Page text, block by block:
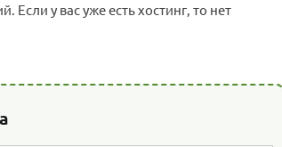
Если у вас уже есть хостинг, то нет